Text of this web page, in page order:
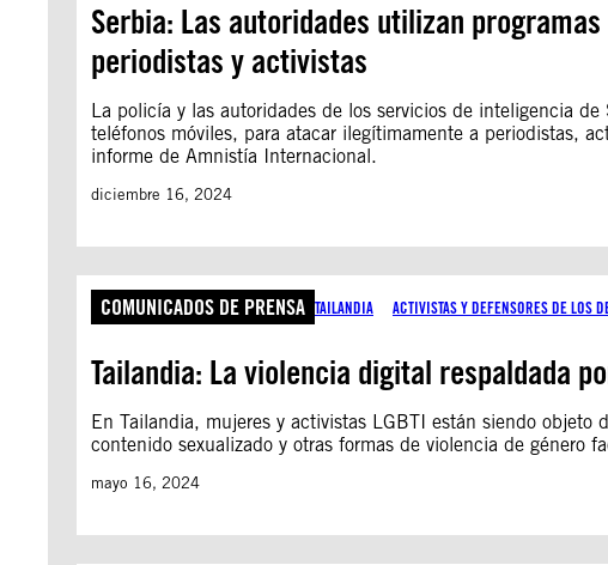
Serbia: Las autoridades utilizan
periodistas y activistas
La policía y las autoridades de los servicios de inteligencia
teléfonos móviles, para atacar ilegítimamente a periodistas,
informe de Amnistía Internacional.
diciembre 16, 2024
COMUNICADOS DE PRENSA TAILANDIA ACTIVISTAS Y DEFENSORES DE LOS
Tailandia: La violencia digital respaldada
En Tailandia, mujeres y activistas LGBTI están siendo
contenido sexualizado y otras formas de violencia de
mayo 16, 2024